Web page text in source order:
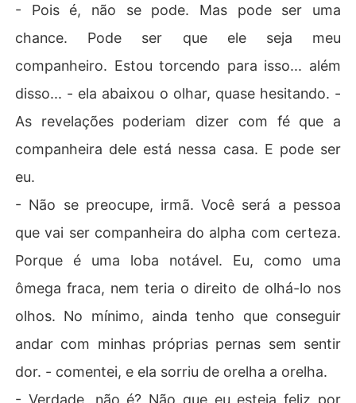
- Pois é, não se pode. Mas pode ser uma
chance. Pode ser que ele seja meu
companheiro. Estou torcendo para isso... além
disso... - ela abaixou o olhar, quase hesitando. -
As revelações poderiam dizer com fé que a
companheira dele está nessa casa. E pode ser
eu.
- Não se preocupe, irmã. Você será a pessoa
que vai ser companheira do alpha com certeza.
Porque é uma loba notável. Eu, como uma
ômega fraca, nem teria o direito de olhá-lo nos
olhos. No mínimo, ainda tenho que conseguir
andar com minhas próprias pernas sem sentir
dor. - comentei, e ela sorriu de orelha a orelha.
- Verdade, não é? Não que eu esteja feliz por